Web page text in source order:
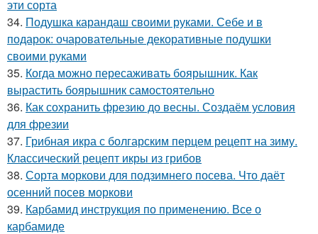
эти сорта
34. Подушка карандаш своими руками. Себе и в
подарок: очаровательные декоративные подушки
своими руками
35. Когда можно пересаживать боярышник. Как
вырастить боярышник самостоятельно
36. Как сохранить фрезию до весны. Создаём условия
для фрезии
37. Грибная икра с болгарским перцем рецепт на зиму.
Классический рецепт икры из грибов
38. Сорта моркови для подзимнего посева. Что даёт
осенний посев моркови
39. Карбамид инструкция по применению. Все о
карбамиде